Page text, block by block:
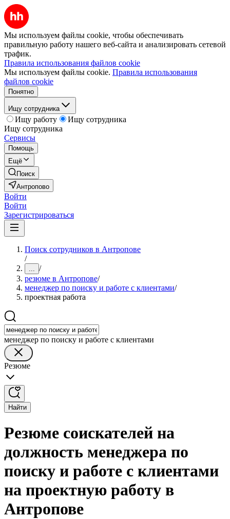
Мы используем файлы cookie, чтобы обеспечивать
правильную работу нашего веб-сайта и анализировать сетевой
трафик.
Правила использования файлов cookie
Мы используем файлы cookie. Правила использования
файлов cookie
Понятно
Ищу сотрудника
Ищу работу
Ищу сотрудника
Ищу сотрудника
Сервисы
Помощь
Ещё
Поиск
Антропово
Войти
Войти
Зарегистрироваться
Поиск сотрудников в Антропове
/
... /
резюме в Антропове/
менеджер по поиску и работе с клиентами/
проектная работа
менеджер по поиску и работе с клиентами
Резюме
Найти
Резюме соискателей на
должность менеджера по
поиску и работе с клиентами
на проектную работу в
Антропове